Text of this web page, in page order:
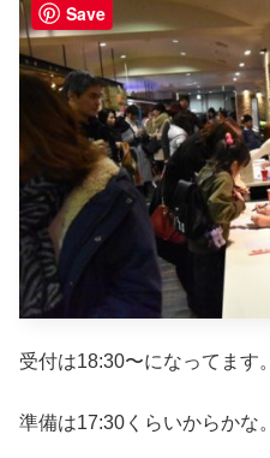
受付は18:30〜になってます。
準備は17:30くらいからかな。
Save